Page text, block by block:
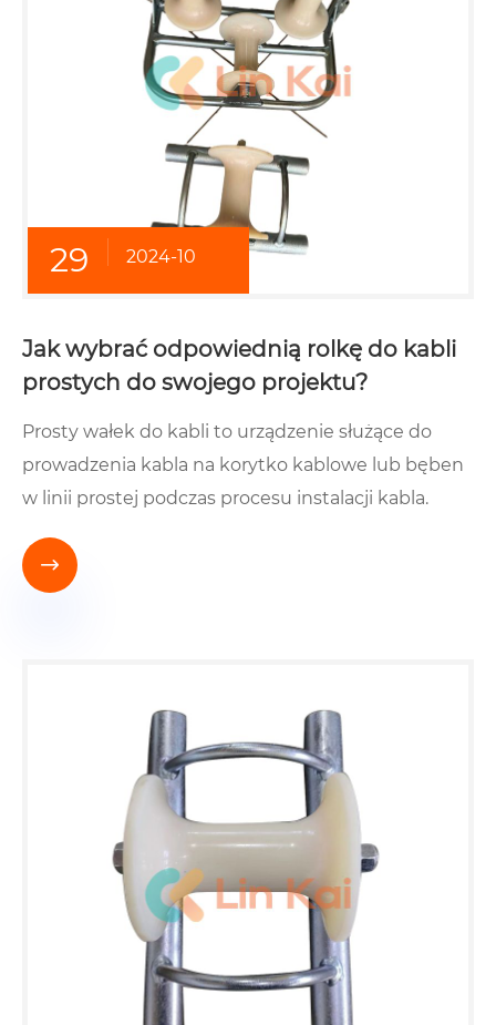
29 2024-10
Jak wybrać odpowiednią rolkę do kabli
prostych do swojego projektu?
Prosty wałek do kabli to urządzenie służące do
prowadzenia kabla na korytko kablowe lub bęben
w linii prostej podczas procesu instalacji kabla.
